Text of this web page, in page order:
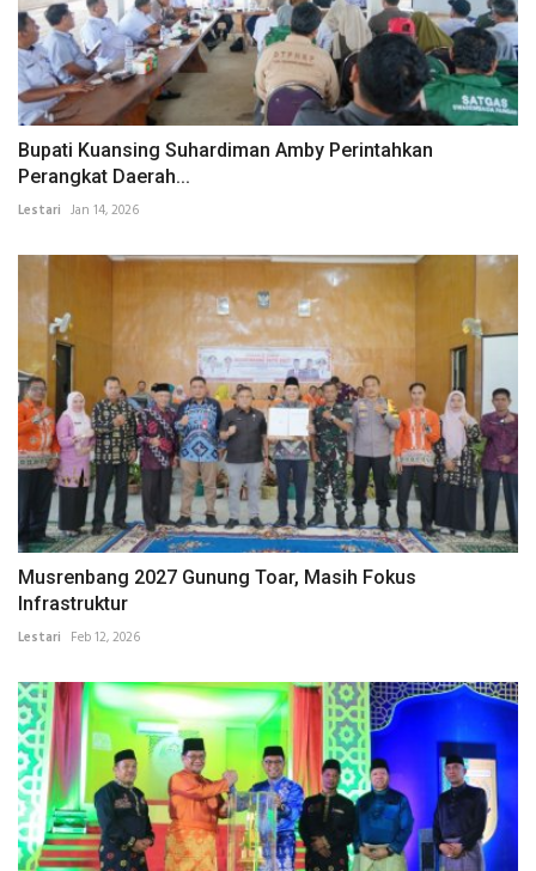
Bupati Kuansing Suhardiman Amby Perintahkan
Perangkat Daerah...
Lestari Jan 14, 2026
Musrenbang 2027 Gunung Toar, Masih Fokus
Infrastruktur
Lestari Feb 12, 2026